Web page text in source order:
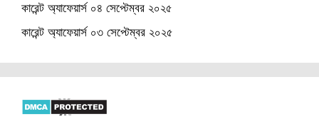
কারেন্ট অ্যাফেয়ার্স ০৪ সেপ্টেম্বর ২০২৫
কারেন্ট অ্যাফেয়ার্স ০৩ সেপ্টেম্বর ২০২৫